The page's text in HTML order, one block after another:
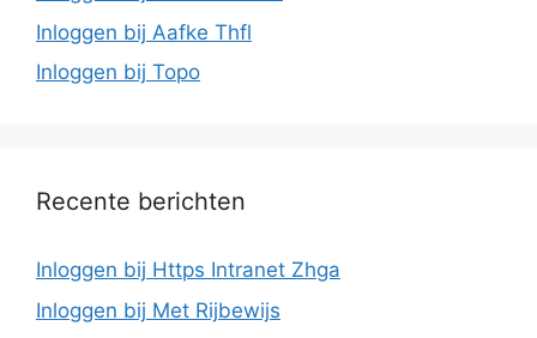
Inloggen bij Aafke Thfl
Inloggen bij Topo
Recente berichten
Inloggen bij Https Intranet Zhga
Inloggen bij Met Rijbewijs